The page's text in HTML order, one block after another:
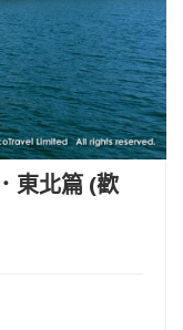
東北篇 (歡